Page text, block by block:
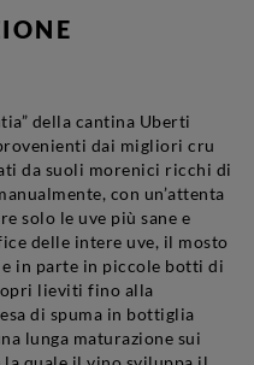
della cantina Uberti
dai migliori cru
da suoli morenici ricchi di
con un’attenta
solo le uve più sane e
delle intere uve, il mosto
in parte in piccole botti di
lieviti fino alla
di spuma in bottiglia
lunga maturazione sui